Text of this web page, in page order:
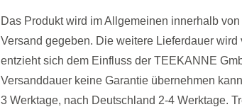
Das Produkt wird im Allgemeinen innerhalb
Versand gegeben. Die weitere Lieferdauer
entzieht sich dem Einfluss der TEEKANNE
Versanddauer keine Garantie übernehmen
3 Werktage, nach Deutschland 2-4 Werktage.